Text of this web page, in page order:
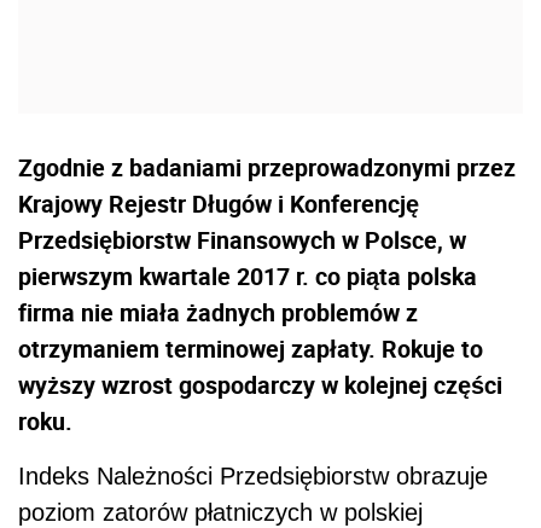
Zgodnie z badaniami przeprowadzonymi przez
Krajowy Rejestr Długów i Konferencję
Przedsiębiorstw Finansowych w Polsce, w
pierwszym kwartale 2017 r. co piąta polska
firma nie miała żadnych problemów z
otrzymaniem terminowej zapłaty. Rokuje to
wyższy wzrost gospodarczy w kolejnej części
roku.
Indeks Należności Przedsiębiorstw obrazuje
poziom zatorów płatniczych w polskiej